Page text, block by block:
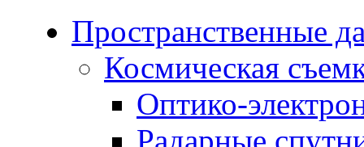
Пространственные
Космическая
Оптико-